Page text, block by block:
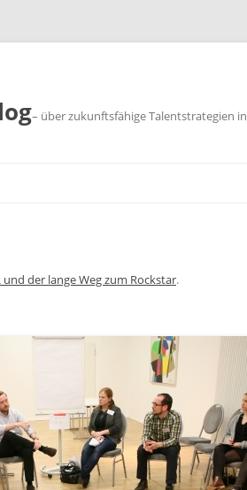
– über zukunftsfähige Talentstrategien
und der lange Weg zum Rockstar.